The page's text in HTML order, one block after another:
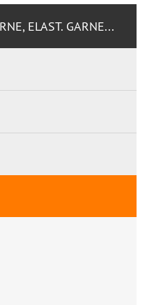
ELAST. GARNE...